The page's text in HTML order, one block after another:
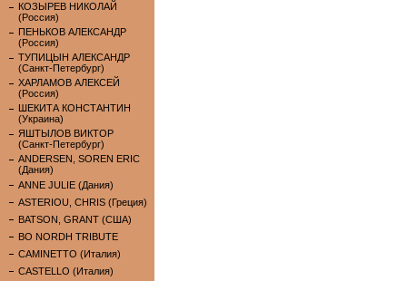
КОЗЫРЕВ НИКОЛАЙ
(Россия)
ПЕНЬКОВ АЛЕКСАНДР
(Россия)
ТУПИЦЫН АЛЕКСАНДР
(Санкт-Петербург)
ХАРЛАМОВ АЛЕКСЕЙ
(Россия)
ШЕКИТА КОНСТАНТИН
(Украина)
ЯШТЫЛОВ ВИКТОР
(Санкт-Петербург)
ANDERSEN, SOREN ERIC
(Дания)
ANNE JULIE (Дания)
ASTERIOU, CHRIS (Греция)
BATSON, GRANT (США)
BO NORDH TRIBUTE
CAMINETTO (Италия)
CASTELLO (Италия)